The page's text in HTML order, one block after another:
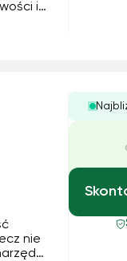
i
nie